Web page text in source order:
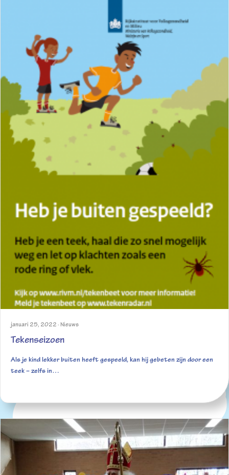
januari 25, 2022 · Nieuws
Tekenseizoen
Als je kind lekker buiten heeft gespeeld, kan hij gebeten zijn door een
teek – zelfs in…